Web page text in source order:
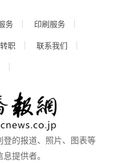
务
印刷服务
职
联系我们
的报道、照片、图表等
提供者。